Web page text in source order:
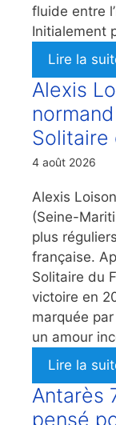
fluide entre
Initialement
Lire la
Alexis
Solitaire
4 août 2026
Alexis
(Seine-
plus
française.
Solitaire du
victoire en
marquée
un amour
Lire la
Antarès
pensé